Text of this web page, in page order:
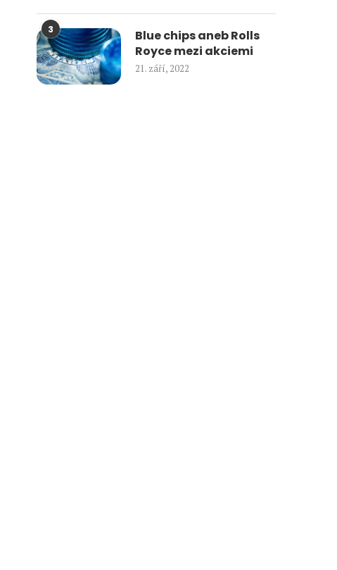
3
Blue chips aneb Rolls
Royce mezi akciemi
21. září, 2022